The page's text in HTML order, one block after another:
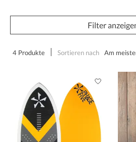
Filter
4 Produkte Sortieren nach Am